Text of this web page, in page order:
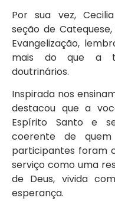
Por sua vez,
seção de
Evangelização,
mais do que a
doutrinários.
Inspirada nos
destacou que a
Espírito Santo e
coerente de
participantes foram
serviço como uma
de Deus, vivida
esperança.